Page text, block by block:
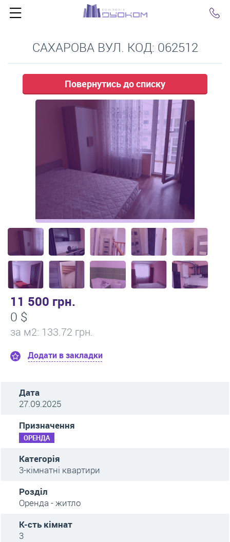
САХАРОВА ВУЛ. КОД: 062512
Повернутись до списку
11 500 грн.
0 $
за м2: 133.72 грн.
Додати в закладки
Дата
27.09.2025
Призначення
ОРЕНДА
Категорія
3-кімнатні квартири
Розділ
Оренда - житло
К-сть кімнат
3